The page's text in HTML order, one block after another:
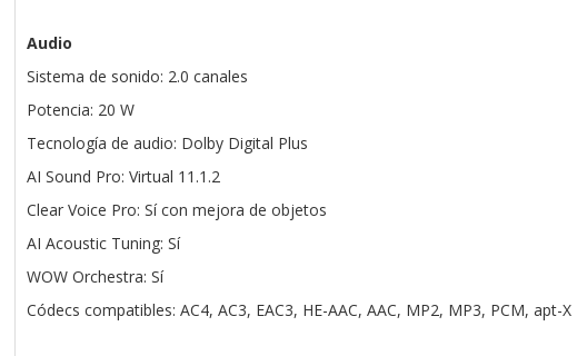
Audio
Sistema de sonido: 2.0 canales
Potencia: 20 W
Tecnología de audio: Dolby Digital Plus
AI Sound Pro: Virtual 11.1.2
Clear Voice Pro: Sí con mejora de objetos
AI Acoustic Tuning: Sí
WOW Orchestra: Sí
Códecs compatibles: AC4, AC3, EAC3, HE-AAC, AAC, MP2, MP3, PCM, apt-X